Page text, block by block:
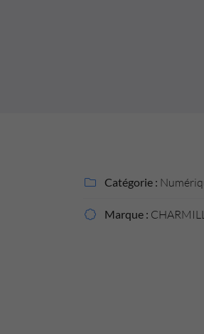
 Catégorie :
 Marque :